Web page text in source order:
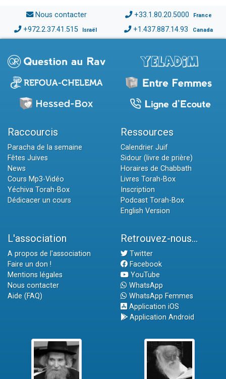
Nous contacter +33.1.80.20.5000 France
+972.2.37.41.515 Israël +1.437.887.14.93 Canada
Raccourcis
Paracha de la semaine
Fêtes Juives
News
Cours Mp3-Vidéo
Yéchiva Torah-Box
Dédicacer un cours
Ressources
Calendrier Juif
Sidour (livre de prière)
Horaires de Chabbath
Livres Torah-Box
Inscription
Podcast Torah-Box
English Version
L'association
A propos de l'association
Faire un don !
Mentions légales
Nous contacter
Aide (FAQ)
Retrouvez-nous...
Twitter
Facebook
YouTube
WhatsApp
WhatsApp Femmes
Application iOS
Application Android